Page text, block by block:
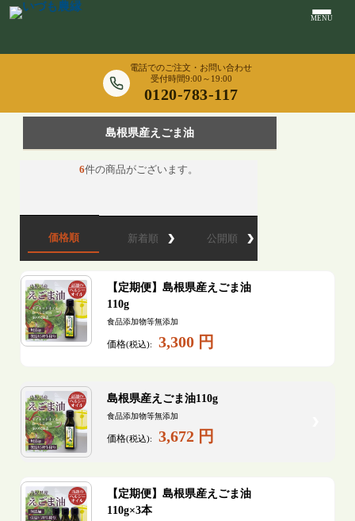
MENU
電話でのご注文・お問い合わせ
受付時間9:00～19:00
0120-783-117
島根県産えごま油
6件の商品がございます。
価格順 新着順 公開順
【定期便】島根県産えごま油
110g
食品添加物等無添加
価格(税込): 3,300 円
島根県産えごま油110g
食品添加物等無添加
価格(税込): 3,672 円
【定期便】島根県産えごま油
110g×3本